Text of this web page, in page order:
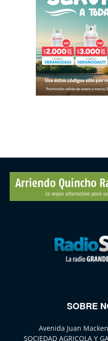
SOBRE
Avenida Juan
SOCIEDAD AGRICOLA Y